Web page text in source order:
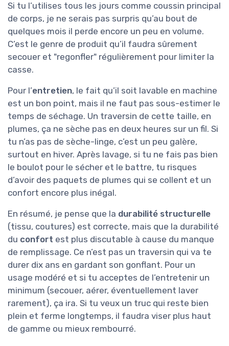
Si tu l’utilises tous les jours comme coussin principal
de corps, je ne serais pas surpris qu’au bout de
quelques mois il perde encore un peu en volume.
C’est le genre de produit qu’il faudra sûrement
secouer et "regonfler" régulièrement pour limiter la
casse.
Pour l’entretien, le fait qu’il soit lavable en machine
est un bon point, mais il ne faut pas sous-estimer le
temps de séchage. Un traversin de cette taille, en
plumes, ça ne sèche pas en deux heures sur un fil. Si
tu n’as pas de sèche-linge, c’est un peu galère,
surtout en hiver. Après lavage, si tu ne fais pas bien
le boulot pour le sécher et le battre, tu risques
d’avoir des paquets de plumes qui se collent et un
confort encore plus inégal.
En résumé, je pense que la durabilité structurelle
(tissu, coutures) est correcte, mais que la durabilité
du confort est plus discutable à cause du manque
de remplissage. Ce n’est pas un traversin qui va te
durer dix ans en gardant son gonflant. Pour un
usage modéré et si tu acceptes de l’entretenir un
minimum (secouer, aérer, éventuellement laver
rarement), ça ira. Si tu veux un truc qui reste bien
plein et ferme longtemps, il faudra viser plus haut
de gamme ou mieux rembourré.